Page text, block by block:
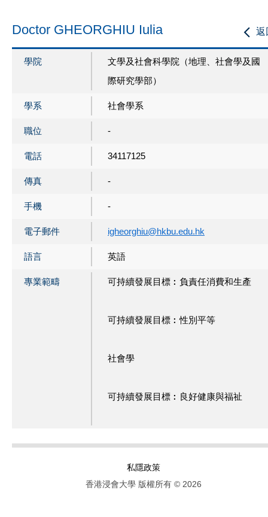
返
Doctor GHEORGHIU Iulia
學院
文學及社會科學院（地理、社會學及國
際研究學部）
學系 社會學系
職位 -
電話 34117125
傳真 -
手機 -
電子郵件 igheorghiu@hkbu.edu.hk
語言 英語
專業範疇 可持續發展目標︰負責任消費和生產
可持續發展目標︰性別平等
社會學
可持續發展目標︰良好健康與福祉
私隱政策
香港浸會大學 版權所有 © 2026